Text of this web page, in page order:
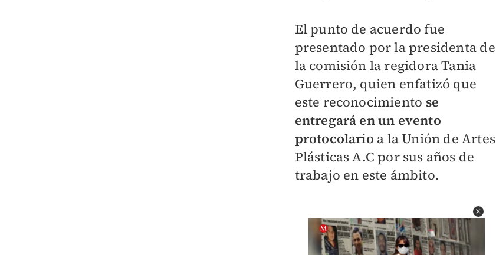
El punto de acuerdo fue
presentado por la presidenta de
la comisión la regidora Tania
Guerrero, quien enfatizó que
este reconocimiento se
entregará en un evento
protocolario a la Unión de Artes
Plásticas A.C por sus años de
trabajo en este ámbito.